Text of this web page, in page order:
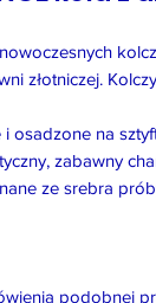
złotniczej.
osadzone na
zabawny
ze srebra
podobnej